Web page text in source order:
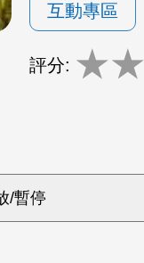
互動專區
評分: ★★